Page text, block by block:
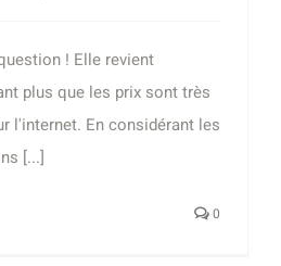
! Elle revient
plus que les prix sont très
l'internet. En considérant les
[...]
0